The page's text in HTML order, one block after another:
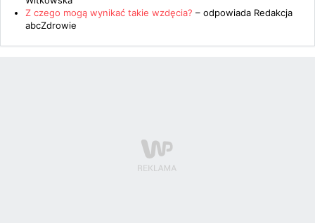
Z czego mogą wynikać takie wzdęcia? – odpowiada Redakcja
abcZdrowie